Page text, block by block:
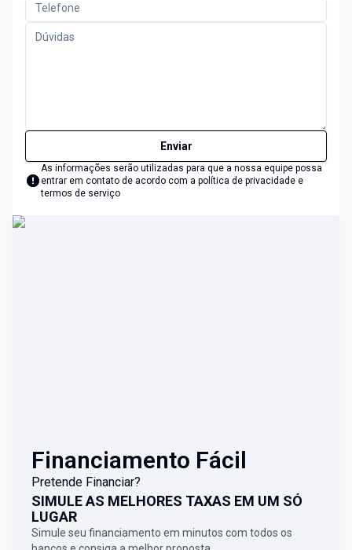
Enviar
As informações serão utilizadas para que a nossa equipe possa
entrar em contato de acordo com a política de privacidade e
termos de serviço
Financiamento Fácil
Pretende Financiar?
SIMULE AS MELHORES TAXAS EM UM SÓ
LUGAR
Simule seu financiamento em minutos com todos os